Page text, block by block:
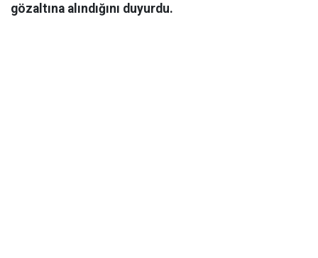
gözaltına alındığını duyurdu.